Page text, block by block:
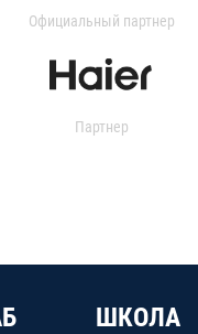
Официальный партнер
Партнер
ШКОЛА